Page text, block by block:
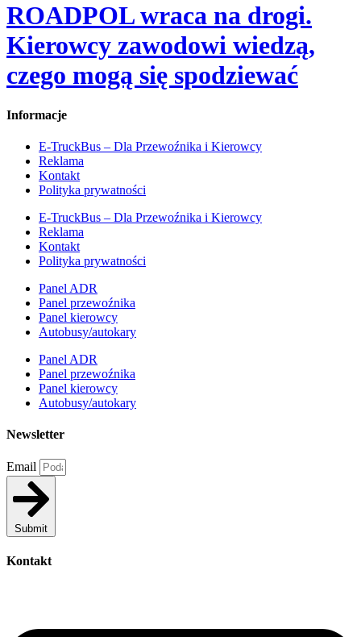
ROADPOL wraca na drogi.
Kierowcy zawodowi wiedzą,
czego mogą się spodziewać
Informacje
E-TruckBus – Dla Przewoźnika i Kierowcy
Reklama
Kontakt
Polityka prywatności
E-TruckBus – Dla Przewoźnika i Kierowcy
Reklama
Kontakt
Polityka prywatności
Panel ADR
Panel przewoźnika
Panel kierowcy
Autobusy/autokary
Panel ADR
Panel przewoźnika
Panel kierowcy
Autobusy/autokary
Newsletter
Email
Submit
Kontakt